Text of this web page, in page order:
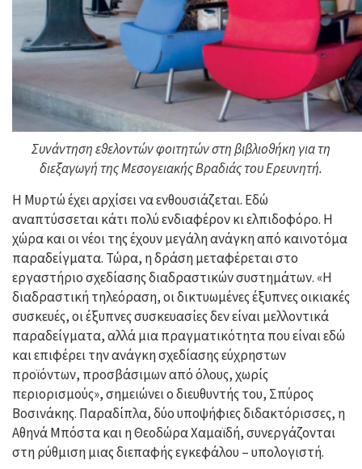
Συνάντηση εθελοντών φοιτητών στη βιβλιοθήκη για τη
διεξαγωγή της Μεσογειακής Βραδιάς του Ερευνητή.
Η Μυρτώ έχει αρχίσει να ενθουσιάζεται. Εδώ
αναπτύσσεται κάτι πολύ ενδιαφέρον κι ελπιδοφόρο. Η
χώρα και οι νέοι της έχουν μεγάλη ανάγκη από καινοτόμα
παραδείγματα. Τώρα, η δράση μεταφέρεται στο
εργαστήριο σχεδίασης διαδραστικών συστημάτων. «Η
διαδραστική τηλεόραση, οι δικτυωμένες έξυπνες οικιακές
συσκευές, οι έξυπνες συσκευασίες δεν είναι μελλοντικά
παραδείγματα, αλλά μια πραγματικότητα που είναι εδώ
και επιφέρει την ανάγκη σχεδίασης εύχρηστων
προϊόντων, προσβάσιμων από όλους, χωρίς
περιορισμούς», σημειώνει ο διευθυντής του, Σπύρος
Βοσινάκης. Παραδίπλα, δύο υποψήφιες διδακτόρισσες, η
Αθηνά Μπόστα και η Θεοδώρα Χαμαϊδή, συνεργάζονται
στη ρύθμιση μιας διεπαφής εγκεφάλου – υπολογιστή.